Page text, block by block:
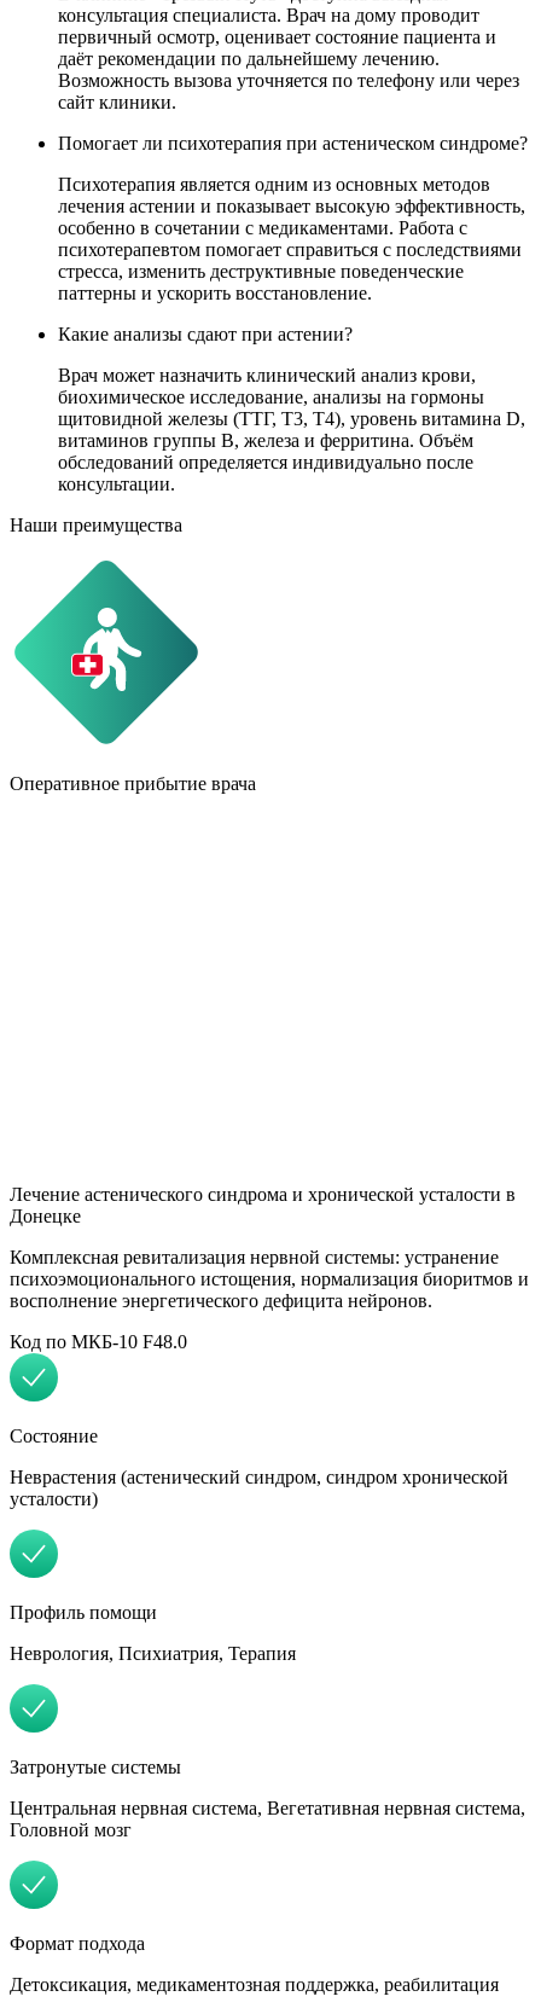
консультация специалиста. Врач на дому проводит
первичный осмотр, оценивает состояние пациента и
даёт рекомендации по дальнейшему лечению.
Возможность вызова уточняется по телефону или через
сайт клиники.
Помогает ли психотерапия при астеническом синдроме?
Психотерапия является одним из основных методов
лечения астении и показывает высокую эффективность,
особенно в сочетании с медикаментами. Работа с
психотерапевтом помогает справиться с последствиями
стресса, изменить деструктивные поведенческие
паттерны и ускорить восстановление.
Какие анализы сдают при астении?
Врач может назначить клинический анализ крови,
биохимическое исследование, анализы на гормоны
щитовидной железы (ТТГ, Т3, Т4), уровень витамина D,
витаминов группы B, железа и ферритина. Объём
обследований определяется индивидуально после
консультации.
Наши преимущества
Оперативное прибытие врача
Лечение астенического синдрома и хронической усталости в
Донецке
Комплексная ревитализация нервной системы: устранение
психоэмоционального истощения, нормализация биоритмов и
восполнение энергетического дефицита нейронов.
Код по МКБ-10 F48.0
Состояние
Неврастения (астенический синдром, синдром хронической
усталости)
Профиль помощи
Неврология, Психиатрия, Терапия
Затронутые системы
Центральная нервная система, Вегетативная нервная система,
Головной мозг
Формат подхода
Детоксикация, медикаментозная поддержка, реабилитация